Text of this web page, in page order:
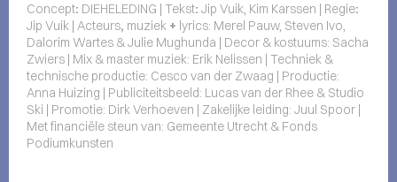
Concept: DIEHELEDING | Tekst: Jip Vuik, Kim Karssen | Regie:
Jip Vuik | Acteurs, muziek + lyrics: Merel Pauw, Steven Ivo,
Dalorim Wartes & Julie Mughunda | Decor & kostuums: Sacha
Zwiers | Mix & master muziek: Erik Nelissen | Techniek &
technische productie: Cesco van der Zwaag | Productie:
Anna Huizing | Publiciteitsbeeld: Lucas van der Rhee & Studio
Ski | Promotie: Dirk Verhoeven | Zakelijke leiding: Juul Spoor |
Met financiële steun van: Gemeente Utrecht & Fonds
Podiumkunsten